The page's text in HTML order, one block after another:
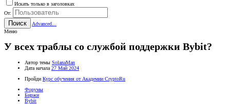
Искать только в заголовках
От:
Поиск
Advanced...
Меню
У всех траблы со службой поддержки Bybit?
Автор темы SolanaMan
Дата начала 27 Май 2024
Пройди Курс обучения от Академии CryptoRu
Форумы
Биржи
Bybit